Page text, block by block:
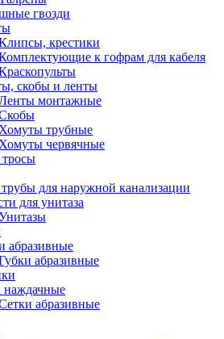
гвозди
крестики
к гофрам для кабеля
скобы и ленты
монтажные
Хомуты трубные
Хомуты червячные
для наружной канализации
для унитаза
абразивные
абразивные
наждачные
абразивные